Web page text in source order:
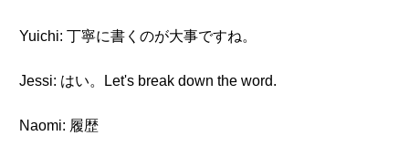
Yuichi: 丁寧に書くのが大事ですね。
Jessi: はい。Let's break down the word.
Naomi: 履歴